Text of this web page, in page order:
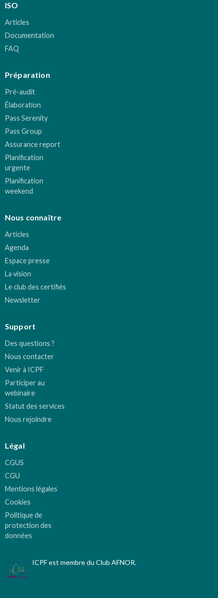
ISO
Articles
Documentation
FAQ
Préparation
Pré-audit
Élaboration
Pass Serenity
Pass Group
Assurance report
Planification
urgente
Planification
weekend
Nous connaître
Articles
Agenda
Espace presse
La vision
Le club des certifiés
Newsletter
Support
Des questions ?
Nous contacter
Venir à ICPF
Participer au
webinaire
Statut des services
Nous rejoindre
Légal
CGUS
CGU
Mentions légales
Cookies
Politique de
protection des
données
ICPF est membre du Club AFNOR.